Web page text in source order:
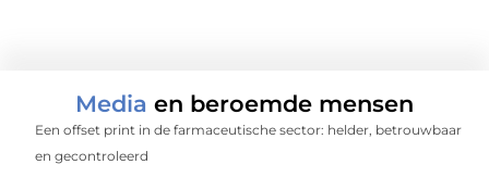
Media en beroemde mensen
Een offset print in de farmaceutische sector: helder, betrouwbaar
en gecontroleerd